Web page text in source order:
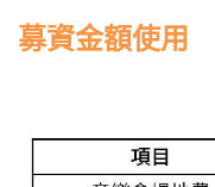
募資金額使用